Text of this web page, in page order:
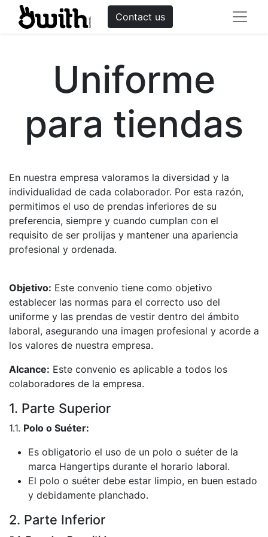
Contact us
Uniforme
para tiendas
En nuestra empresa valoramos la diversidad y la
individualidad de cada colaborador. Por esta razón,
permitimos el uso de prendas inferiores de su
preferencia, siempre y cuando cumplan con el
requisito de ser prolijas y mantener una apariencia
profesional y ordenada.
Objetivo: Este convenio tiene como objetivo
establecer las normas para el correcto uso del
uniforme y las prendas de vestir dentro del ámbito
laboral, asegurando una imagen profesional y acorde a
los valores de nuestra empresa.
Alcance: Este convenio es aplicable a todos los
colaboradores de la empresa.
1. Parte Superior
1.1. Polo o Suéter:
Es obligatorio el uso de un polo o suéter de la
marca Hangertips durante el horario laboral.
El polo o suéter debe estar limpio, en buen estado
y debidamente planchado.
2. Parte Inferior